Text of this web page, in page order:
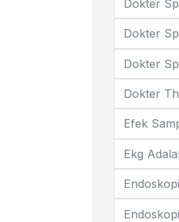
Dokter
Dokter
Dokter
Dokter
Efek
Ekg
Endoskopi